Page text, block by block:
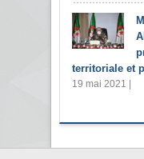
territoriale et
19 mai 2021 |